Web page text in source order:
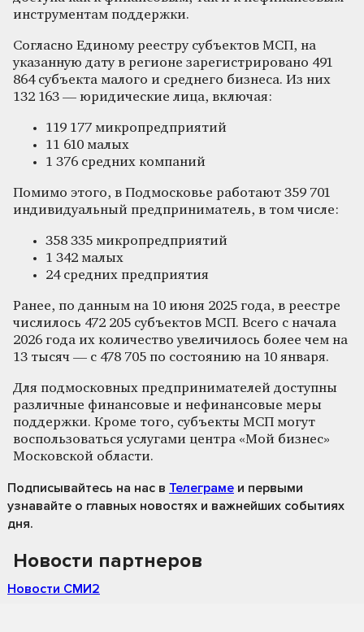
инструментам поддержки.
Согласно Единому реестру субъектов МСП, на
указанную дату в регионе зарегистрировано 491
864 субъекта малого и среднего бизнеса. Из них
132 163 — юридические лица, включая:
119 177 микропредприятий
11 610 малых
1 376 средних компаний
Помимо этого, в Подмосковье работают 359 701
индивидуальный предприниматель, в том числе:
358 335 микропредприятий
1 342 малых
24 средних предприятия
Ранее, по данным на 10 июня 2025 года, в реестре
числилось 472 205 субъектов МСП. Всего с начала
2026 года их количество увеличилось более чем на
13 тысяч — с 478 705 по состоянию на 10 января.
Для подмосковных предпринимателей доступны
различные финансовые и нефинансовые меры
поддержки. Кроме того, субъекты МСП могут
воспользоваться услугами центра «Мой бизнес»
Московской области.
Подписывайтесь на нас в Телеграме и первыми
узнавайте о главных новостях и важнейших событиях
дня.
Новости партнеров
Новости СМИ2